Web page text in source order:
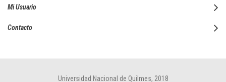
Mi Usuario
Contacto
Universidad Nacional de Quilmes, 2018